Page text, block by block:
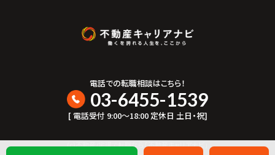
電話での転職相談はこちら！
03-6455-1539
[ 電話受付 9:00〜18:00 定休日 土日・祝]
(c)不動産/宅建で転職なら「不動産キャリアナビ」